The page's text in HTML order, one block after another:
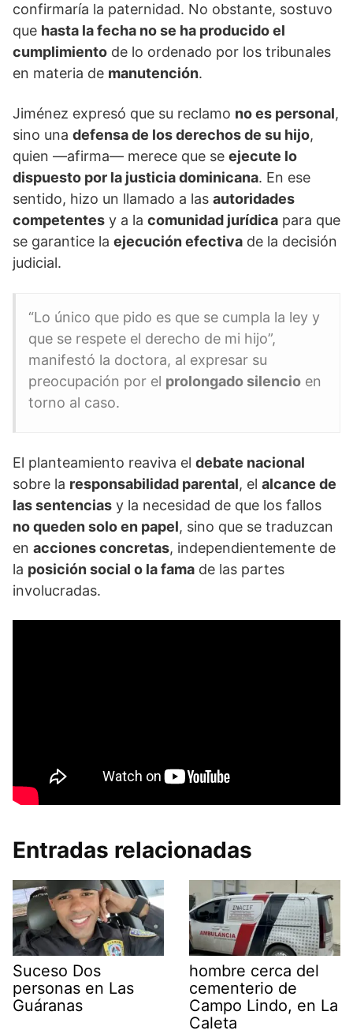
confirmaría la paternidad. No obstante, sostuvo
que hasta la fecha no se ha producido el
cumplimiento de lo ordenado por los tribunales
en materia de manutención.
Jiménez expresó que su reclamo no es personal,
sino una defensa de los derechos de su hijo,
quien —afirma— merece que se ejecute lo
dispuesto por la justicia dominicana. En ese
sentido, hizo un llamado a las autoridades
competentes y a la comunidad jurídica para que
se garantice la ejecución efectiva de la decisión
judicial.
“Lo único que pido es que se cumpla la ley y
que se respete el derecho de mi hijo”,
manifestó la doctora, al expresar su
preocupación por el prolongado silencio en
torno al caso.
El planteamiento reaviva el debate nacional
sobre la responsabilidad parental, el alcance de
las sentencias y la necesidad de que los fallos
no queden solo en papel, sino que se traduzcan
en acciones concretas, independientemente de
la posición social o la fama de las partes
involucradas.
Entradas relacionadas
Suceso Dos
personas en Las
Guáranas
hombre cerca del
cementerio de
Campo Lindo, en La
Caleta